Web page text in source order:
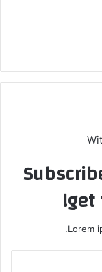
get
Lorem